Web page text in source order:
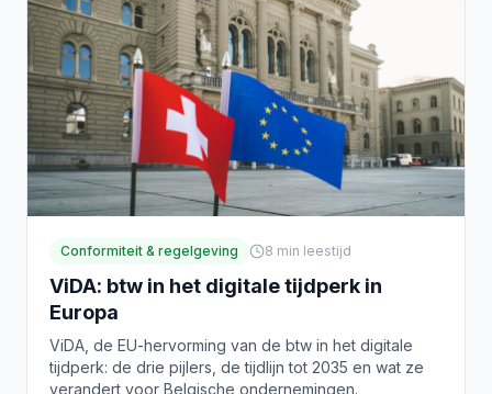
Conformiteit & regelgeving 8 min leestijd
ViDA: btw in het digitale tijdperk in
Europa
ViDA, de EU-hervorming van de btw in het digitale
tijdperk: de drie pijlers, de tijdlijn tot 2035 en wat ze
verandert voor Belgische ondernemingen.